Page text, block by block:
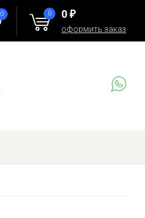
0 0 0₽
оформить заказ